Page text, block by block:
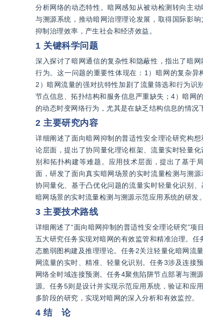
分析网络的动态特性。暗网感知从被动检测转向主
与溯源系统，推动暗网治理理论发展，取得国际影
抑制治理效率，产生社会和经济效益。
1 关键科学问题
深入探讨了暗网通信的复杂性和隐蔽性，指出了暗
行为。这一问题的重要性体现在：1）暗网的复杂
2）暗网流量的强对抗特性加剧了流量筛选和行为识
节点信息、拓扑结构和服务信息严重缺失；4）暗网
的动态时变网络行为，尤其是在缺乏结构信息的情况
2 主要研究内容
详细阐述了面向暗网抑制的普适性安全理论研究构
论层面，提出了协同量化理论框架、流量实时轻量
别和拓扑构建等难题。应用技术层面，提出了基于
面，研发了面向真实暗网场景的实时流量检测与溯
协同量化、基于凸优化问题的流量实时轻量化识别
暗网场景的实时流量检测与溯源示范应用系统的研发。
3 主要技术路线
详细阐述了“面向暗网抑制的普适性安全理论研究”
五大研究任务实现对暗网的有效监管和精准治理。
态脆弱图构建及推理理论。任务2关注轻量化暗网流
网流量的实时、精准、轻量化识别。任务3涉及连接
网络全时域连接预测。任务4聚焦陷阱节点部署与溯
源。任务5则是设计并实现示范应用系统，验证和应
多阶段的研究，实现对暗网的深入分析和有效监控。
4 结 论